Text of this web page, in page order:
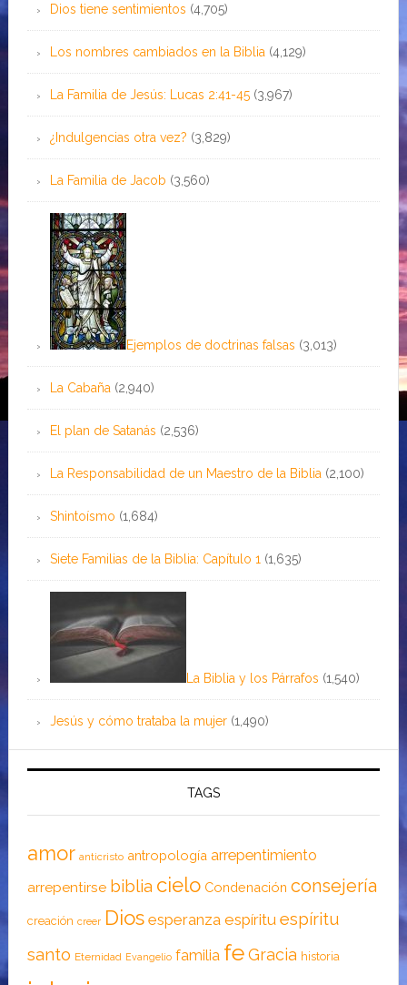
Dios tiene sentimientos (4,705)
Los nombres cambiados en la Biblia (4,129)
La Familia de Jesús: Lucas 2:41-45 (3,967)
¿Indulgencias otra vez? (3,829)
La Familia de Jacob (3,560)
Ejemplos de doctrinas falsas (3,013)
La Cabaña (2,940)
El plan de Satanás (2,536)
La Responsabilidad de un Maestro de la Biblia (2,100)
Shintoísmo (1,684)
Siete Familias de la Biblia: Capítulo 1 (1,635)
La Biblia y los Párrafos (1,540)
Jesús y cómo trataba la mujer (1,490)
TAGS
amor anticristo antropología arrepentimiento
arrepentirse biblia cielo Condenación consejería
creación creer Dios esperanza espíritu espíritu
santo Eternidad Evangelio familia feGracia historia